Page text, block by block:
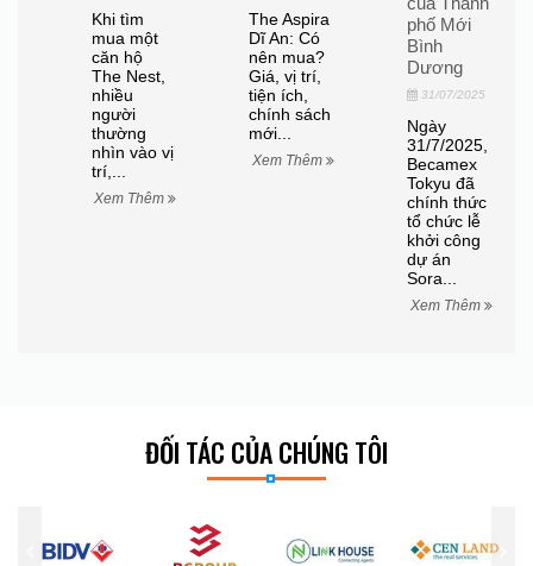
Khi tìm
mua một
căn hộ
The Nest,
nhiều
người
thường
nhìn vào vị
trí,...
Xem Thêm
The Aspira
Dĩ An: Có
nên mua?
Giá, vị trí,
tiện ích,
chính sách
mới...
Xem Thêm
phố Mới
Bình
Dương
31/07/2025
Ngày
31/7/2025,
Becamex
Tokyu đã
chính thức
tổ chức lễ
khởi công
dự án
Sora...
Xem Thêm
ĐỐI TÁC CỦA CHÚNG TÔI